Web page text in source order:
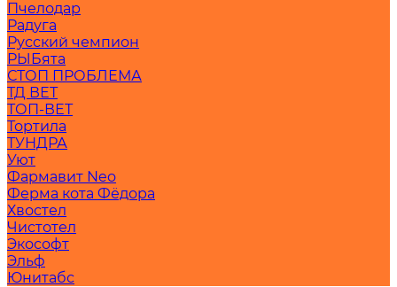
Пчелодар
Радуга
Русский чемпион
РЫБята
СТОП ПРОБЛЕМА
ТД ВЕТ
ТОП-ВЕТ
Тортила
ТУНДРА
Уют
Фармавит Neo
Ферма кота Фёдора
Хвостел
Чистотел
Экософт
Эльф
Юнитабс